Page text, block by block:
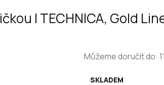
| TECHNICA, Gold
SKLADEM
Můžeme doručit do: